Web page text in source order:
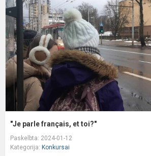
"Je parle français, et toi?"
Paskelbta: 2024-01-12
Kategorija: Konkursai